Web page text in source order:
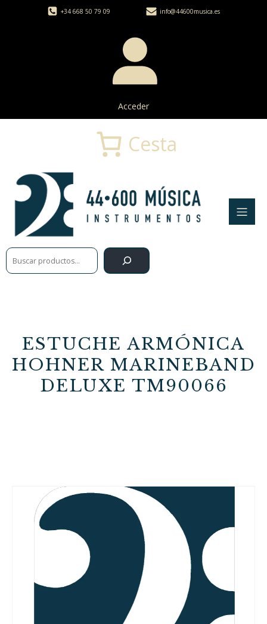
+34 668 50 79 09 info@44600musica.es
Acceder
Buscar
Cesta
ESTUCHE ARMÓNICA
HOHNER MARINEBAND
DELUXE TM90066